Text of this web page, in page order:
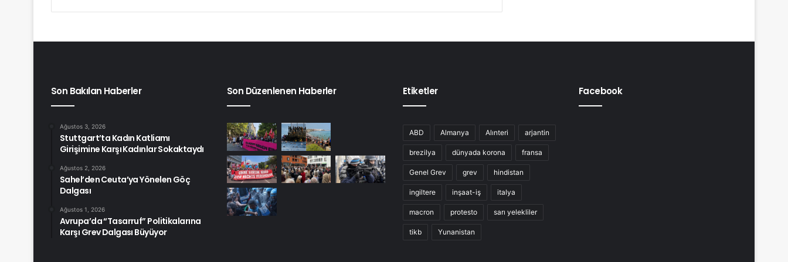
Son Bakılan Haberler
Ağustos 3, 2026
Stuttgart’ta Kadın Katliamı
Girişimine Karşı Kadınlar Sokaktaydı
Ağustos 2, 2026
Sahel’den Ceuta’ya Yönelen Göç
Dalgası
Ağustos 1, 2026
Avrupa’da “Tasarruf” Politikalarına
Karşı Grev Dalgası Büyüyor
Son Düzenlenen Haberler Etiketler
ABD Almanya Alınteri arjantin
brezilya dünyada korona fransa
Genel Grev grev hindistan
ingiltere inşaat-iş italya
macron protesto sarı yelekliler
tikb Yunanistan
Facebook